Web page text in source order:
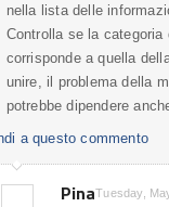
nella lista delle
Controlla se la categoria
corrisponde a quella
unire, il problema della
potrebbe dipendere
a questo commento
PinaTuesday,